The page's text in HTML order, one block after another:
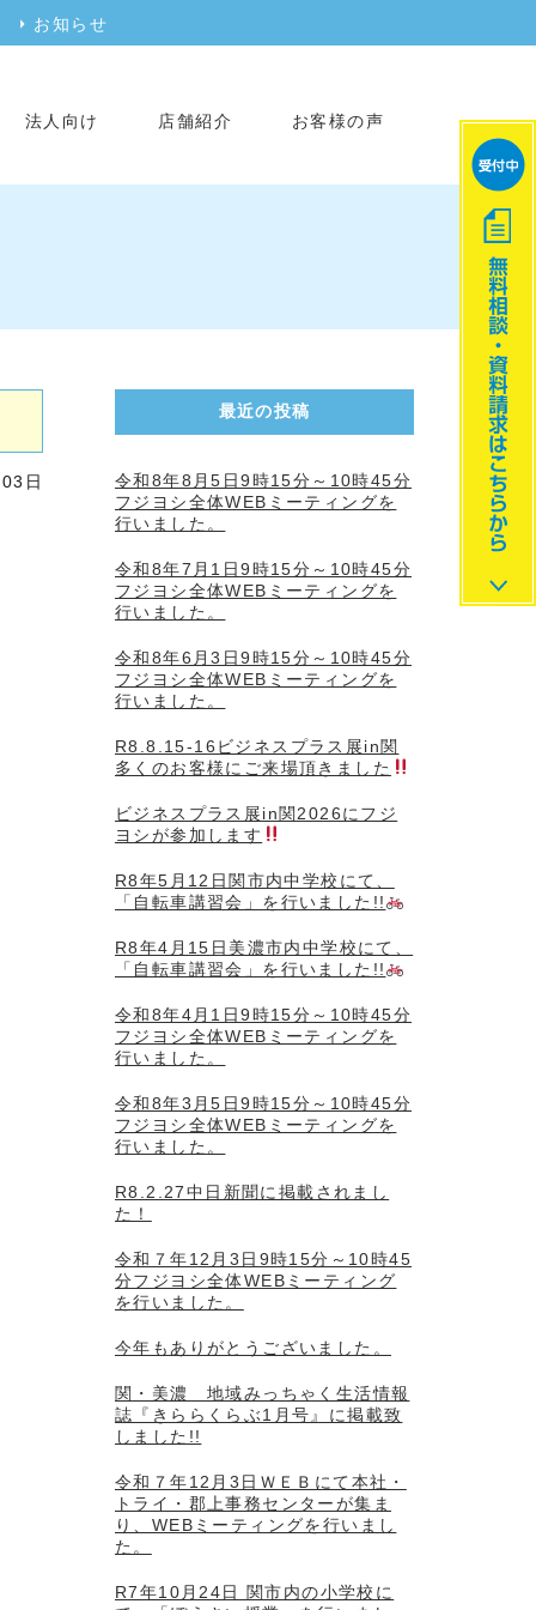
お知らせ
法人向け 店舗紹介 お客様の声
日
最近の投稿
令和8年8月5日9時15分～10時45分
フジヨシ全体WEBミーティングを
行いました。
令和8年7月1日9時15分～10時45分
フジヨシ全体WEBミーティングを
行いました。
令和8年6月3日9時15分～10時45分
フジヨシ全体WEBミーティングを
行いました。
R8.8.15-16ビジネスプラス展in関
多くのお客様にご来場頂きました
ビジネスプラス展in関2026にフジ
ヨシが参加します
R8年5月12日関市内中学校にて、
「自転車講習会」を行いました!!
R8年4月15日美濃市内中学校にて、
「自転車講習会」を行いました!!
令和8年4月1日9時15分～10時45分
フジヨシ全体WEBミーティングを
行いました。
令和8年3月5日9時15分～10時45分
フジヨシ全体WEBミーティングを
行いました。
R8.2.27中日新聞に掲載されまし
た！
令和７年12月3日9時15分～10時45
分フジヨシ全体WEBミーティング
を行いました。
今年もありがとうございました。
関・美濃 地域みっちゃく生活情報
誌『きららくらぶ1月号』に掲載致
しました!!
令和７年12月3日ＷＥＢにて本社・
トライ・郡上事務センターが集ま
り、WEBミーティングを行いまし
た。
R7年10月24日 関市内の小学校に